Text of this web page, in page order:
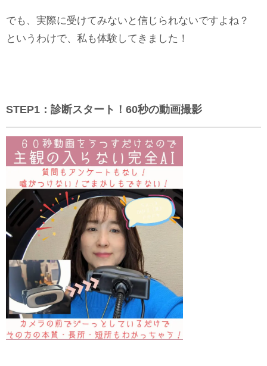
でも、実際に受けてみないと信じられないですよね？
というわけで、私も体験してきました！
STEP1 ：診断スタート！60秒の動画撮影